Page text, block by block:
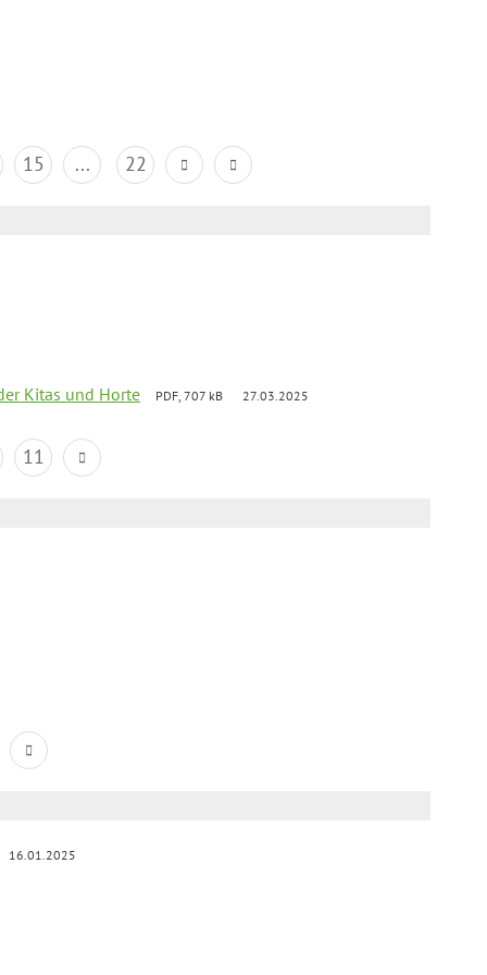
15 ... 22
Kitas und Horte PDF, 707 kB 27.03.2025
11
16.01.2025